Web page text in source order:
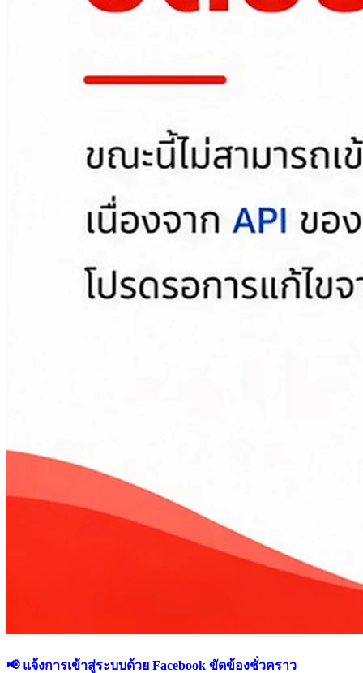
📢 แจ้งการเข้าสู่ระบบด้วย Facebook ขัดข้องชั่วคราว